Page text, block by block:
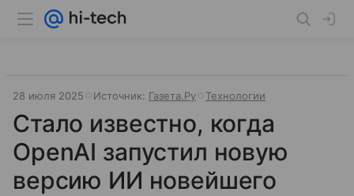
28 июля 2025 Источник: Газета.Ру Технологии
Стало известно, когда
OpenAI запустил новую
версию ИИ новейшего